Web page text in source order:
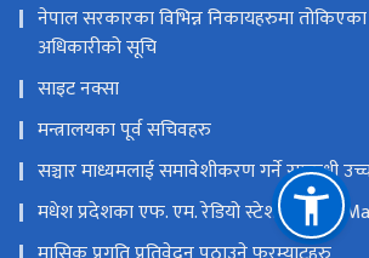
नेपाल सरकारका विभिन्न निकायहरुमा तोकिएका
अधिकारीको सूचि
साइट नक्सा
मन्त्रालयका पूर्व सचिवहरु
सञ्चार माध्यमलाई समावेशीकरण गर्ने सम्बन्धी
मधेश प्रदेशका एफ. एम. रेडियो स्टेशनको GIS